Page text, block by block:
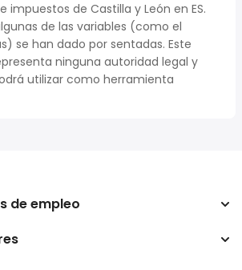
impuestos de Castilla y León en ES.
de las variables (como el
se han dado por sentadas. Este
ninguna autoridad legal y
utilizar como herramienta
de empleo